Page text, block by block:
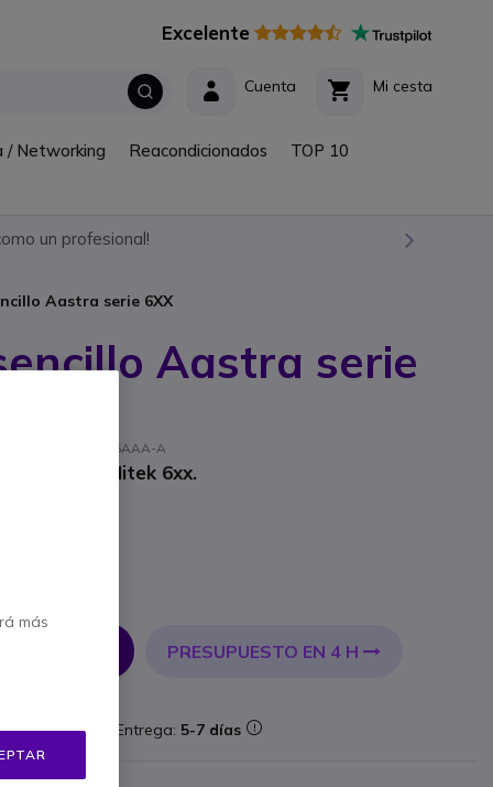
Excelente
Mi cesta
Cuenta
/ Networking Reacondicionados TOP 10
un profesional!
Aastra serie 6XX
Aastra serie
80E00005AAA-A
Aastra Mitek 6xx.
PRESUPUESTO EN 4 H
Entrega: 5-7 días
más